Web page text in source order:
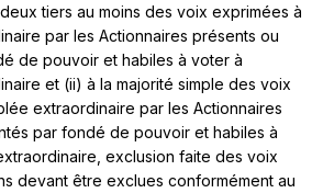
tiers au moins des voix exprimées à
par les Actionnaires présents ou
de pouvoir et habiles à voter à
et (ii) à la majorité simple des voix
extraordinaire par les Actionnaires
par fondé de pouvoir et habiles à
exclusion faite des voix
devant être exclues conformément au